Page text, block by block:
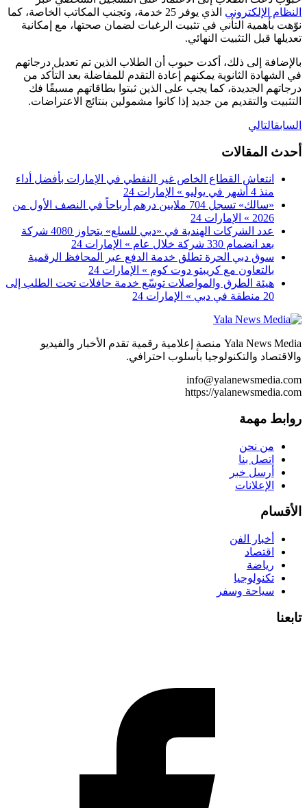
النظام الإلكتروني
الذي يوفر 25 خدمة، وتجنب المكاتب الخاصة، كما
نوّهت بأهمية التأني في تثبيت الرغبات لضمان صحتها، مع إمكانية
تعديلها قبل التثبيت النهائي.
بالإضافة إلى ذلك، أكدت حبوب أن الطلاب الذين تم تعديل درجاتهم
في الشهادة الثانوية يمكنهم إعادة التقدم للمفاضلة بعد التأكد من
درجاتهم الجديدة، كما يجب على الذين ثبتوا بطاقاتهم مسبقًا فك
التثبيت والتقديم من جديد إذا كانوا مشمولين بنتائج الاعتراضات.
السابقالتالي
أحدث المقالات
انتعاش القطاع الخاص غير النفطي في الإمارات بأفضل أداء
منذ 4 أشهر في يوليو » الإمارات 24
«سالك» تسجل 704 ملايين درهم أرباحاً في النصف الأول من
2026 » الإمارات 24
عدد الشركات الهندية في «دبي للسلع» يتجاوز 4080 شركة
بعد انضمام 330 شركة خلال عام » الإمارات 24
سوق دبي الحرة تطلق خدمة الدفع عبر المحافظ الرقمية
بالتعاون مع كريبتو دوت كوم » الإمارات 24
هيئة الطرق والمواصلات توسّع خدمة حافلات تحت الطلب إلى
20 منطقة في دبي » الإمارات 24
Yala News Media منصة إعلامية رقمية تقدم الأخبار والفيديو
والاقتصاد والتكنولوجيا بأسلوب احترافي.
info@yalanewsmedia.com
https://yalanewsmedia.com
روابط مهمة
من نحن
اتصل بنا
أرسل خبر
الإعلانات
الأقسام
أخبار الفن
اقتصاد
رياضة
تكنولوجيا
سياحة وسفر
تابعنا